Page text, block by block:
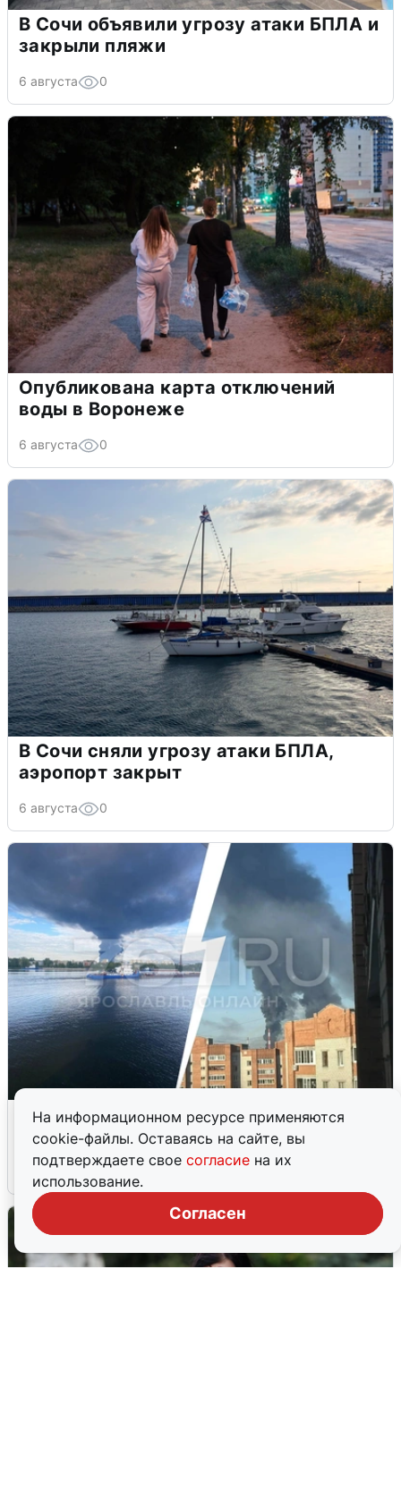
На информационном ресурсе применяются
cookie-файлы. Оставаясь на сайте, вы
подтверждаете свое согласие на их
использование.
Согласен
В Сочи объявили угрозу атаки БПЛА и
закрыли пляжи
6 августа 0
Опубликована карта отключений
воды в Воронеже
6 августа 0
В Сочи сняли угрозу атаки БПЛА,
аэропорт закрыт
6 августа 0
Ночная атака БПЛА на Ярославль:
попадания и последствия
6 августа 0